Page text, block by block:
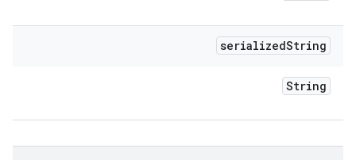
serializedString
String